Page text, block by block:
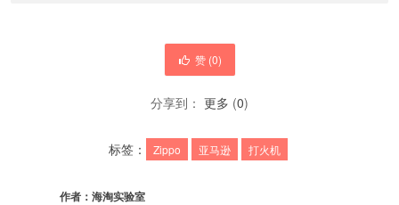
赞 (0)
分享到： 更多 (0)
标签： Zippo 亚马逊 打火机
作者： 海淘实验室